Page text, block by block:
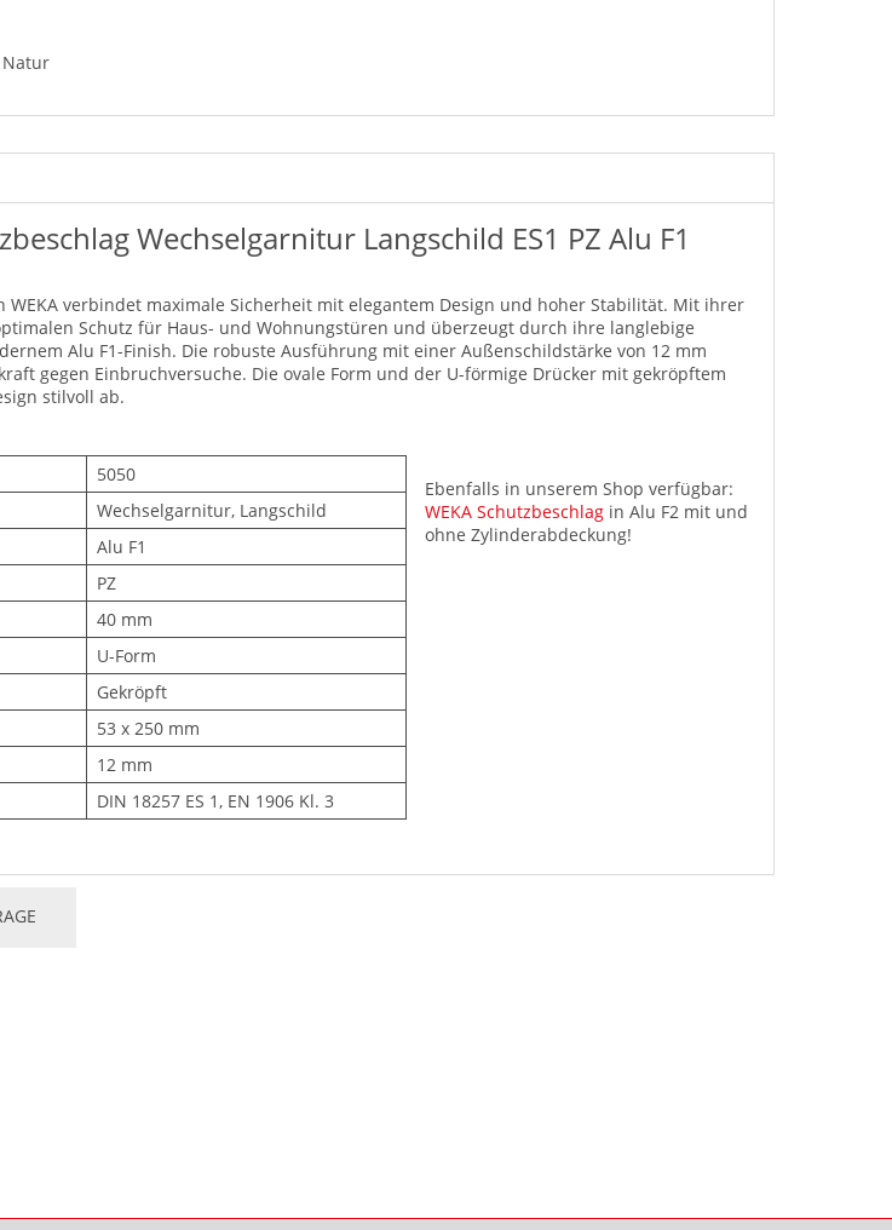
Natur
Wechselgarnitur Langschild ES1 PZ Alu F1
WEKA verbindet maximale Sicherheit mit elegantem Design und hoher Stabilität. Mit ihrer
Schutz für Haus- und Wohnungstüren und überzeugt durch ihre langlebige
Alu F1-Finish. Die robuste Ausführung mit einer Außenschildstärke von 12 mm
gegen Einbruchversuche. Die ovale Form und der U-förmige Drücker mit gekröpftem
stilvoll ab.
5050
Wechselgarnitur, Langschild
Alu F1
PZ
40 mm
U-Form
Gekröpft
53 x 250 mm
12 mm
DIN 18257 ES 1, EN 1906 Kl. 3
Ebenfalls in unserem Shop verfügbar:
WEKA Schutzbeschlagin Alu F2 mit und
ohne Zylinderabdeckung!